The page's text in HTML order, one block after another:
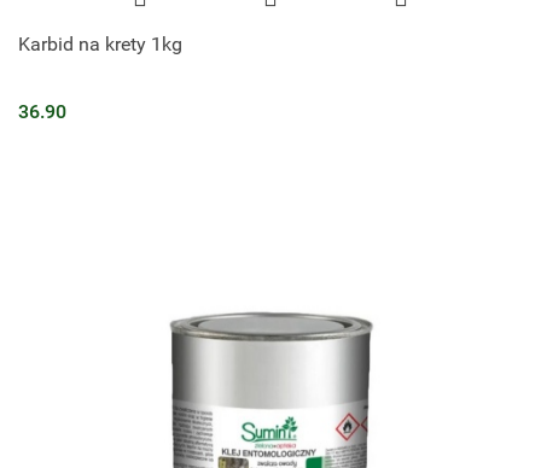
Karbid na krety 1kg
36.90